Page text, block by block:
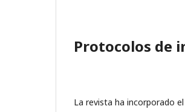
Protocolos de
La revista ha incorporado